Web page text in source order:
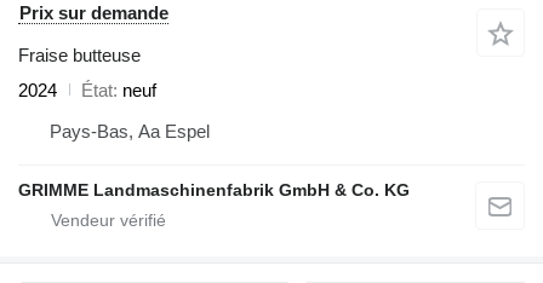
Prix sur demande
Fraise butteuse
2024
État neuf
Pays-Bas, Aa Espel
GRIMME Landmaschinenfabrik GmbH & Co. KG